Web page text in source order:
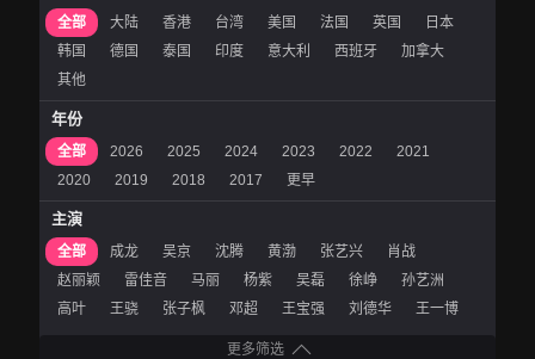
全部 大陆 香港 台湾 美国 法国 英国
日本
韩国
德国 泰国 印度 意大利 西班牙
加拿大
其他
年份
全部 2026 2025 2024 2023 2022
2021
2020
2019 2018 2017 更早
主演
全部 成龙 吴京 沈腾 黄渤 张艺兴
肖战
赵丽颖
雷佳音 马丽 杨紫 吴磊 徐峥
孙艺洲
高叶
王骁 张子枫 邓超 王宝强 刘德华 王一博
更多筛选